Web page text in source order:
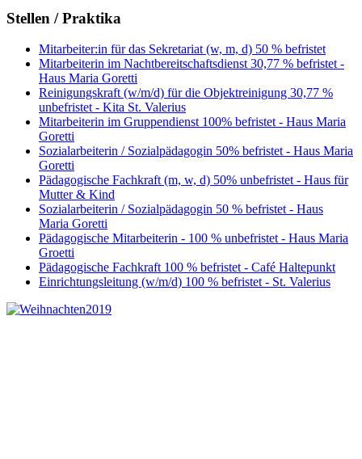
Stellen / Praktika
Mitarbeiter:in für das Sekretariat (w, m, d) 50 % befristet
Mitarbeiterin im Nachtbereitschaftsdienst 30,77 % befristet -
Haus Maria Goretti
Reinigungskraft (w/m/d) für die Objektreinigung 30,77 %
unbefristet - Kita St. Valerius
Mitarbeiterin im Gruppendienst 100% befristet - Haus Maria
Goretti
Sozialarbeiterin / Sozialpädagogin 50% befristet - Haus Maria
Goretti
Pädagogische Fachkraft (m, w, d) 50% unbefristet - Haus für
Mutter & Kind
Sozialarbeiterin / Sozialpädagogin 50 % befristet - Haus
Maria Goretti
Pädagogische Mitarbeiterin - 100 % unbefristet - Haus Maria
Groetti
Pädagogische Fachkraft 100 % befristet - Café Haltepunkt
Einrichtungsleitung (w/m/d) 100 % befristet - St. Valerius